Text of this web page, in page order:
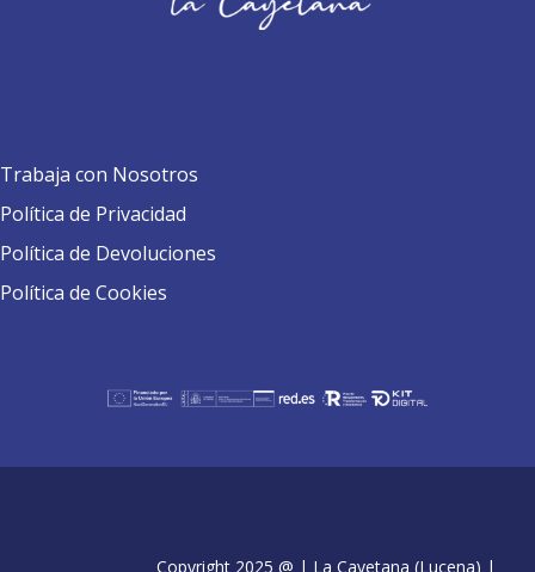
Trabaja con Nosotros
Política de Privacidad
Política de Devoluciones
Política de Cookies
Copyright 2025 @ | La Cayetana (Lucena) |